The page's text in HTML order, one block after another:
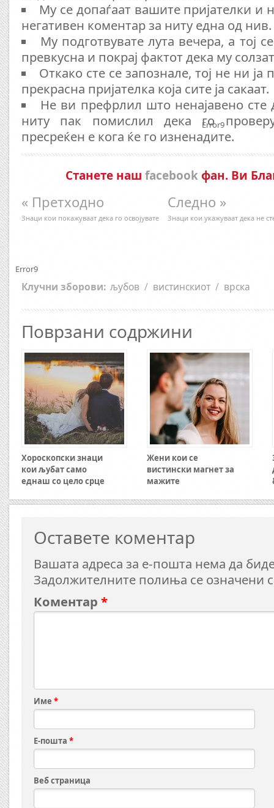
Му се допаѓаат вашите пријателки и
негативен коментар за ниту една од нив.
Му подготвувате лута вечера, а тој
превкусна и покрај фактот дека му
Откако сте се запознале, тој не ни ја
прекрасна пријателка која сите ја сакаат.
Не ви префрлил што ненајавено сте
ниту пак помислил дека го
пресреќен е кога ќе го изненадите.
Станете наш facebookфан. Ви
« Претходно
Знаци кои покажуваат дека го освојувате
Следно »
Знаци кои укажуваат дека не
Error9
Error9
Клучни зборови: љубов / вистинскиот / врска
Поврзани содржини
Хороскопски знаци
кои љубат само
еднаш со цело срце
Жени кои се
вистински магнет за
мажите
Оставете коментар
Вашата адреса за е-пошта нема да
Задолжителните полиња се означени
Коментар *
Име *
Е-пошта *
Веб страница